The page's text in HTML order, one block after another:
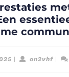
25
| on2vhf |